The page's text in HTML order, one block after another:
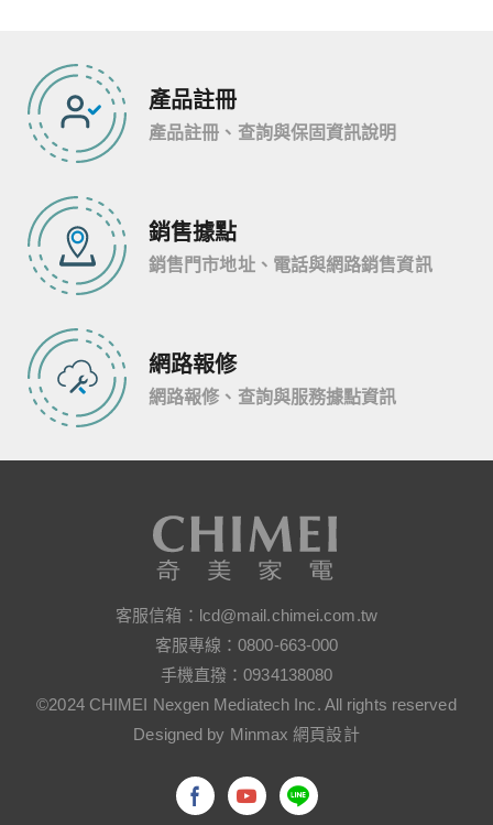
產品註冊
產品註冊、查詢與保固資訊說明
銷售據點
銷售門市地址、電話與網路銷售資訊
網路報修
網路報修、查詢與服務據點資訊
客服信箱： lcd@mail.chimei.com.tw
客服專線：0800-663-000
手機直撥：0934138080
©2024 CHIMEI Nexgen Mediatech Inc. All rights reserved
Designed by Minmax 網頁設計